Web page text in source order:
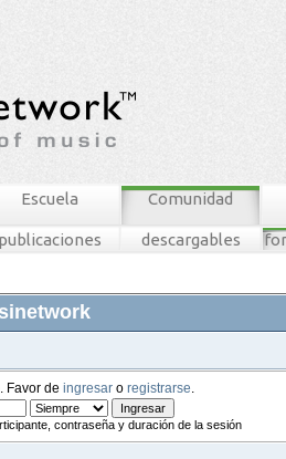
Escuela Comunidad
publicaciones descargables
. Favor de ingresar o registrarse
contraseña y duración de la sesión